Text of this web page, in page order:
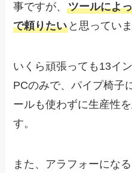
事ですが、ツールによ
で頼りたい と思っていま
いくら頑張っても13イ
PCのみで、パイプ椅子
ールも使わずに生産性
す。
また、アラフォーにな